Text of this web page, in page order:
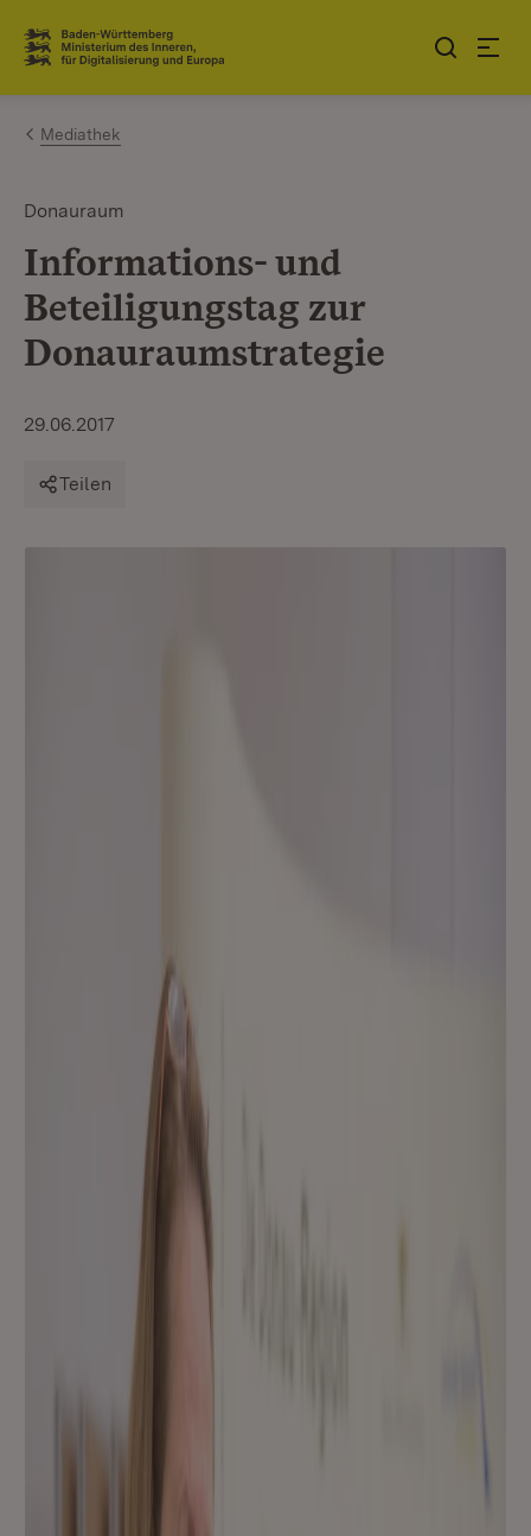
Zum Inhalt springen
Link zur Startseite
Mediathek
Donauraum
Informations- und
Beteiligungstag zur
Donauraumstrategie
29.06.2017
Teilen